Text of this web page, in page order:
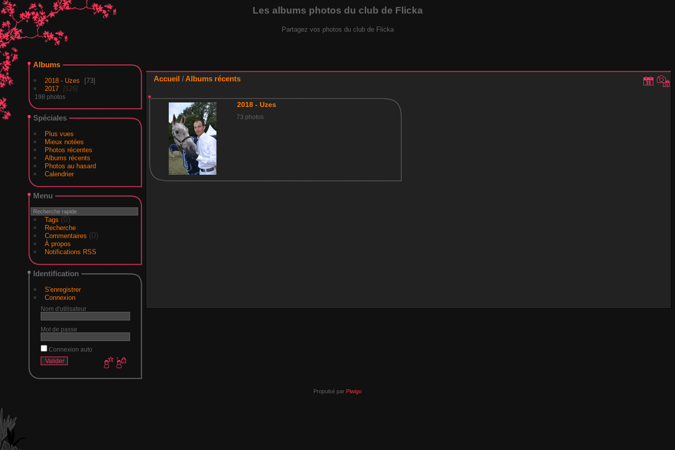
Les albums photos du club de Flicka
Partagez vos photos du club de Flicka
Albums
2018 - Uzes
73
2017
125
198 photos
Spéciales
Plus vues
Mieux notées
Photos récentes
Albums récents
Photos au hasard
Calendrier
Menu
Tags (0)
Recherche
Commentaires (0)
À propos
Notifications RSS
Identification
S'enregistrer
Connexion
Nom d'utilisateur
Mot de passe
Connexion auto
Accueil /Albums récents
2018 - Uzes
73 photos
Propulsé par Piwigo